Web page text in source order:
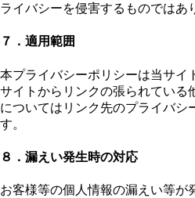
ライバシーを侵害するものではあ
７．適用範囲
本プライバシーポリシーは当サイ
サイトからリンクの張られている
についてはリンク先のプライバシ
す。
８．漏えい発生時の対応
お客様等の個人情報の漏えい等が